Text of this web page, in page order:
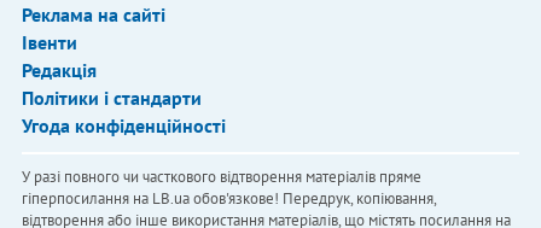
Реклама на сайті
Івенти
Редакція
Політики і стандарти
Угода конфіденційності
У разі повного чи часткового відтворення матеріалів пряме
гіперпосилання на LB.ua обов'язкове! Передрук, копіювання,
відтворення або інше використання матеріалів, що містять посилання на